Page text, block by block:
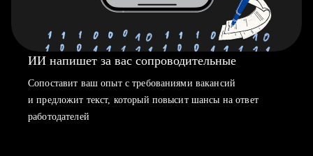
ИИ напишет за вас сопроводительные
Сопоставит ваш опыт с требованиями вакансий
и предложит текст, который повысит шансы на ответ
работодателей